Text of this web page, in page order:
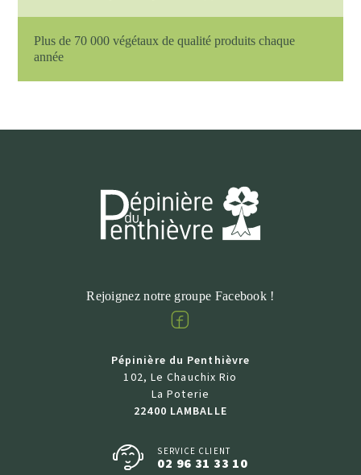
Plus de 70 000 végétaux de qualité produits chaque
année
Rejoignez notre groupe Facebook !
Facebook
Pépinière du Penthièvre
102, Le Chauchix Rio
La Poterie
22400 LAMBALLE
SERVICE CLIENT
02 96 31 33 10